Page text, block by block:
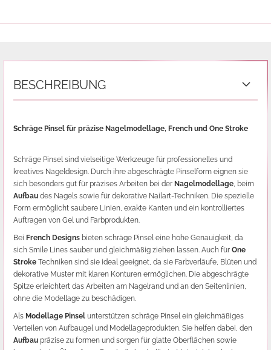
BESCHREIBUNG
Schräge Pinsel für präzise Nagelmodellage, French und One Stroke
Schräge Pinsel sind vielseitige Werkzeuge für professionelles und
kreatives Nageldesign. Durch ihre abgeschrägte Pinselform eignen sie
sich besonders gut für präzises Arbeiten bei der Nagelmodellage, beim
Aufbau des Nagels sowie für dekorative Nailart-Techniken. Die spezielle
Form ermöglicht saubere Linien, exakte Kanten und ein kontrolliertes
Auftragen von Gel und Farbprodukten.
Bei French Designs bieten schräge Pinsel eine hohe Genauigkeit, da
sich Smile Lines sauber und gleichmäßig ziehen lassen. Auch für One
Stroke Techniken sind sie ideal geeignet, da sie Farbverläufe, Blüten und
dekorative Muster mit klaren Konturen ermöglichen. Die abgeschrägte
Spitze erleichtert das Arbeiten am Nagelrand und an den Seitenlinien,
ohne die Modellage zu beschädigen.
Als Modellage Pinsel unterstützen schräge Pinsel ein gleichmäßiges
Verteilen von Aufbaugel und Modellageprodukten. Sie helfen dabei, den
Aufbau präzise zu formen und sorgen für glatte Oberflächen sowie